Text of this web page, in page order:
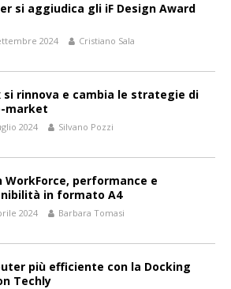
si aggiudica gli iF Design Award
2024 Cristiano Sala
si rinnova e cambia le strategie di
market
2024 Silvano Pozzi
WorkForce, performance e
in formato A4
2024 Barbara Tomasi
più efficiente con la Docking
Techly